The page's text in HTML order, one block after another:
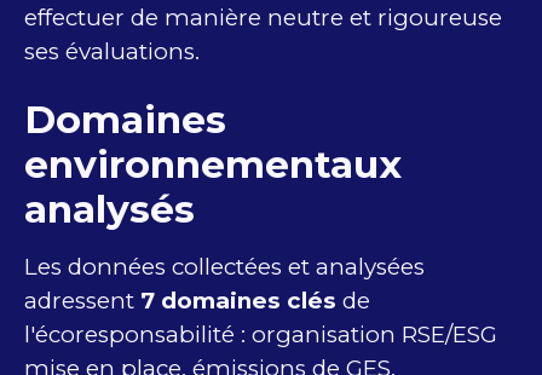
effectuer de manière neutre et rigoureuse
ses évaluations.
Domaines
environnementaux
analysés
Les données collectées et analysées
adressent 7 domaines clés de
l'écoresponsabilité : organisation RSE/ESG
mise en place, émissions de GES,